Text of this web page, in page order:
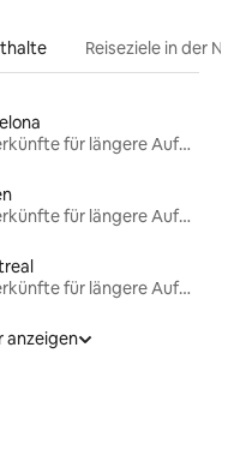
Reiseziele in der
Unterkünfte für längere Aufenthalte
Unterkünfte für längere Aufenthalte
Unterkünfte für längere Aufenthalte
anzeigen